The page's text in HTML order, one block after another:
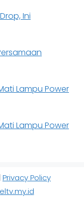
Ini
Lampu Power
Lampu Power
Privacy Policy